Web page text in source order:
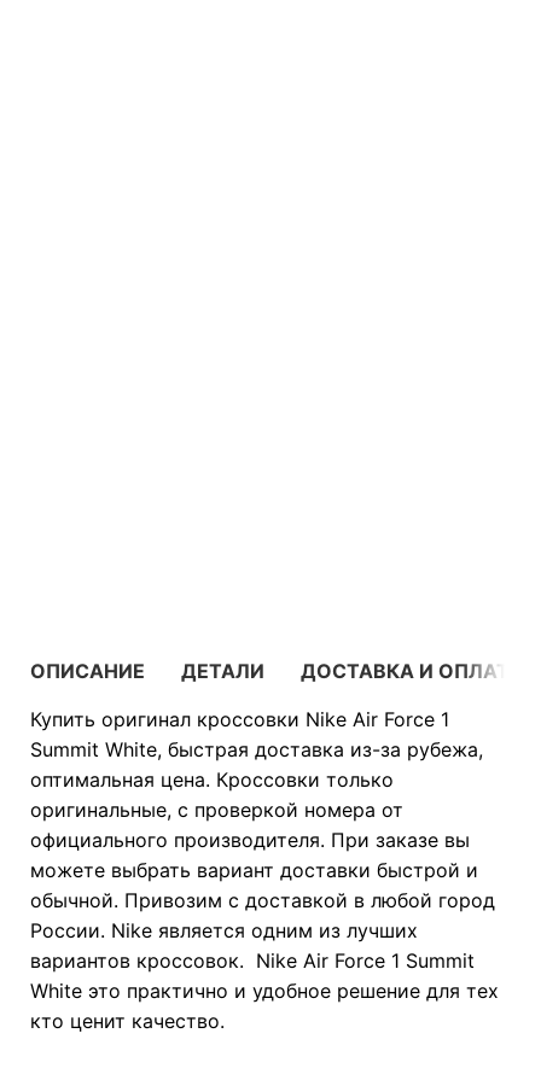
ОПИСАНИЕ ДЕТАЛИ
ДОСТАВКА И ОПЛАТА
Купить оригинал кроссовки Nike Air Force 1
Summit White, быстрая доставка из-за рубежа,
оптимальная цена. Кроссовки только
оригинальные, с проверкой номера от
официального производителя. При заказе вы
можете выбрать вариант доставки быстрой и
обычной. Привозим с доставкой в любой город
России. Nike является одним из лучших
вариантов кроссовок. Nike Air Force 1 Summit
White это практично и удобное решение для тех
кто ценит качество.